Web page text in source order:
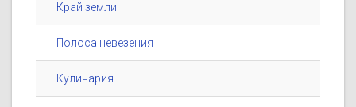
Край земли
Полоса невезения
Кулинария